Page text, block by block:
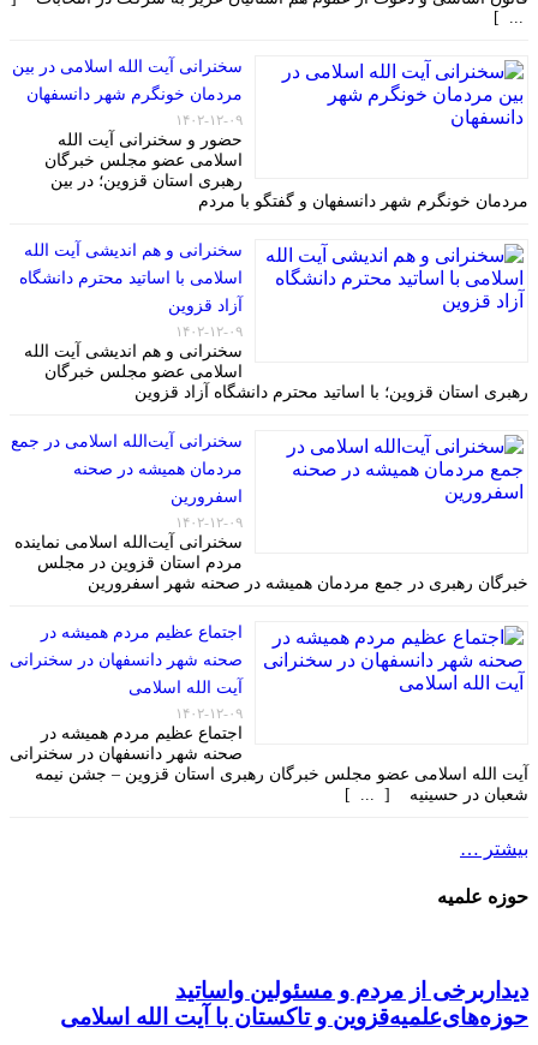
... ]
سخنرانی آیت الله اسلامی در بین
مردمان خونگرم شهر دانسفهان
۱۴۰۲-۱۲-۰۹
حضور و سخنرانی آیت الله
اسلامی عضو مجلس خبرگان
رهبری استان قزوین؛ در بین
مردمان خونگرم شهر دانسفهان و گفتگو با مردم
سخنرانی و هم اندیشی آیت الله
اسلامی با اساتید محترم دانشگاه
آزاد قزوین
۱۴۰۲-۱۲-۰۹
سخنرانی و هم اندیشی آیت الله
اسلامی عضو مجلس خبرگان
رهبری استان قزوین؛ با اساتید محترم دانشگاه آزاد قزوین
سخنرانی آیت‌الله اسلامی در جمع
مردمان همیشه در صحنه
اسفرورین
۱۴۰۲-۱۲-۰۹
سخنرانی آیت‌الله اسلامی نماینده
مردم استان قزوین در مجلس
خبرگان رهبری در جمع مردمان همیشه در صحنه شهر اسفرورین
اجتماع عظیم مردم همیشه در
صحنه شهر دانسفهان در سخنرانی
آیت الله اسلامی
۱۴۰۲-۱۲-۰۹
اجتماع عظیم مردم همیشه در
صحنه شهر دانسفهان در سخنرانی
آیت الله اسلامی عضو مجلس خبرگان رهبری استان قزوین – جشن نیمه
شعبان در حسینیه [ ... ]
بیشتر …
حوزه علمیه
دیداربرخی از مردم و مسئولین واساتید
حوزه‌های‌علمیه‌قزوین و تاکستان با آیت الله اسلامی